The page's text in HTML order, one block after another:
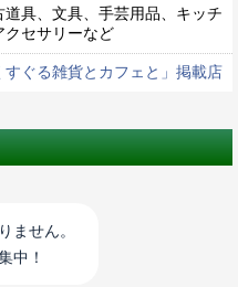
道具、文具、手芸用品、キッチ
クセサリーなど
すぐる雑貨とカフェと」掲載店
ません。
中！